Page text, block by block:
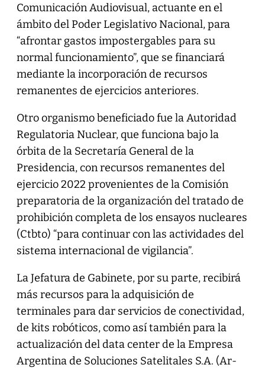
Comunicación Audiovisual, actuante en el
ámbito del Poder Legislativo Nacional, para
“afrontar gastos impostergables para su
normal funcionamiento”, que se financiará
mediante la incorporación de recursos
remanentes de ejercicios anteriores.
Otro organismo beneficiado fue la Autoridad
Regulatoria Nuclear, que funciona bajo la
órbita de la Secretaría General de la
Presidencia, con recursos remanentes del
ejercicio 2022 provenientes de la Comisión
preparatoria de la organización del tratado de
prohibición completa de los ensayos nucleares
(Ctbto) “para continuar con las actividades del
sistema internacional de vigilancia”.
La Jefatura de Gabinete, por su parte, recibirá
más recursos para la adquisición de
terminales para dar servicios de conectividad,
de kits robóticos, como así también para la
actualización del data center de la Empresa
Argentina de Soluciones Satelitales S.A. (Ar-